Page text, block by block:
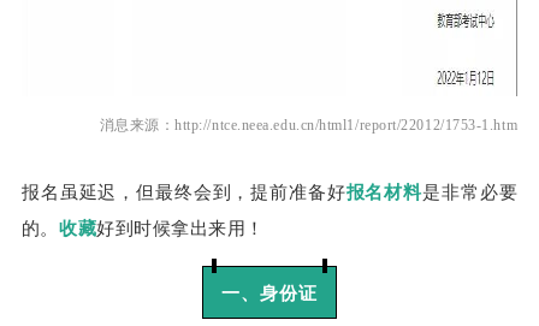
消息来源：http://ntce.neea.edu.cn/html1/report/22012/1753-1.htm
报名虽延迟，但最终会到，提前准备好报名材料是非常必要
的。收藏好到时候拿出来用！
一、身份证